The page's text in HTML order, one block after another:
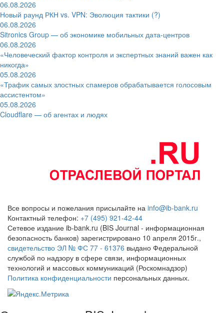
06.08.2026
Новый раунд РКН vs. VPN: Эволюция тактики (?)
06.08.2026
Sitronics Group — об экономике мобильных дата-центров
06.08.2026
«Человеческий фактор контроля и экспертных знаний важен как
никогда»
05.08.2026
«Трафик самых злостных спамеров обрабатывается голосовым
ассистентом»
05.08.2026
Cloudflare — об агентах и людях
Все вопросы и пожелания присылайте на info@ib-bank.ru
Контактный телефон: +7 (495) 921-42-44
Сетевое издание ib-bank.ru (BIS Journal - информационная
безопасность банков) зарегистрировано 10 апреля 2015г.,
свидетельство ЭЛ № ФС 77 - 61376 выдано Федеральной
службой по надзору в сфере связи, информационных
технологий и массовых коммуникаций (Роскомнадзор)
Политика конфиденциальности персональных данных.